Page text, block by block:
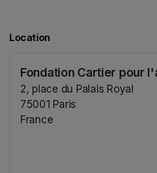
Location
Fondation Cartier pour
2, place du Palais Royal
75001 Paris
France